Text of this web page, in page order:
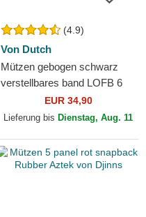
(4.9)
Von Dutch
Mützen gebogen schwarz
verstellbares band LOFB 6
von Von DutchEUR 34,90
Lieferung bis Dienstag, Aug. 11